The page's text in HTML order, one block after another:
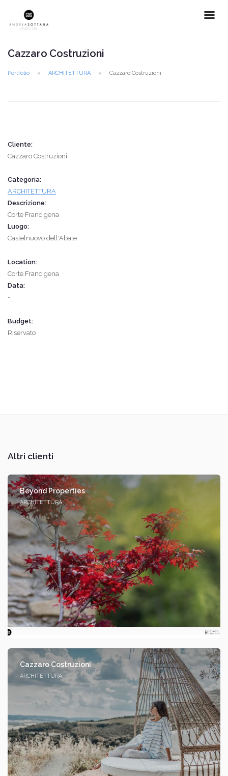
Cazzaro Costruzioni
Portfolio ARCHITETTURA Cazzaro Costruzioni
Cliente:
Cazzaro Costruzioni
Categoria:
ARCHITETTURA
Descrizione:
Corte Francigena
Luogo:
Castelnuovo dell'Abate
Location:
Corte Francigena
Data:
-
Budget:
Riservato
Altri clienti
Beyond Properties
ARCHITETTURA
Cazzaro Costruzioni
ARCHITETTURA